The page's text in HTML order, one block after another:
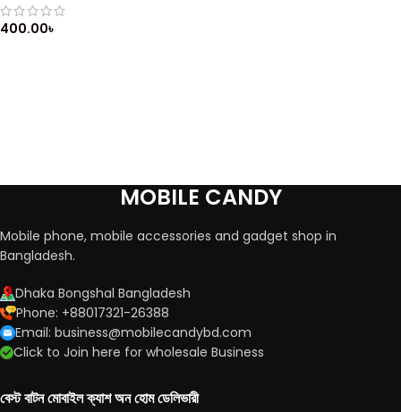
Back Cover
400.00৳
MOBILE CANDY
Mobile phone, mobile accessories and gadget shop in
Bangladesh.
Dhaka Bongshal Bangladesh
Phone: +88017321-26388
Email: business@mobilecandybd.com
Click to Join here for wholesale Business
বেস্ট বাটন মোবাইল ক্যাশ অন হোম ডেলিভারী